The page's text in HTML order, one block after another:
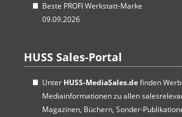
Beste PROFI Werkstatt-Marke
09.09.2026
HUSS Sales-Portal
Unter HUSS-MediaSales.definden
Mediainformationen zu allen
Magazinen, Büchern, Sonder-